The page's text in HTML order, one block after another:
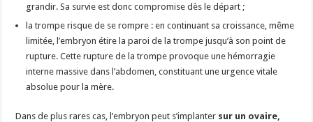
grandir. Sa survie est donc compromise dès le départ ;
la trompe risque de se rompre : en continuant sa croissance, même
limitée, l’embryon étire la paroi de la trompe jusqu’à son point de
rupture. Cette rupture de la trompe provoque une hémorragie
interne massive dans l’abdomen, constituant une urgence vitale
absolue pour la mère.
Dans de plus rares cas, l’embryon peut s’implanter sur un ovaire,